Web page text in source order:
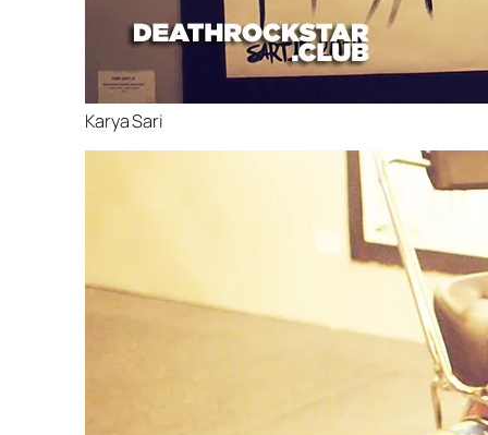
Karya Sari